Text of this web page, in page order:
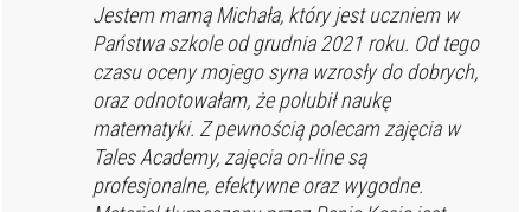
Jestem mamą Michała, który jest uczniem w
Państwa szkole od grudnia 2021 roku. Od tego
czasu oceny mojego syna wzrosły do dobrych,
oraz odnotowałam, że polubił naukę
matematyki. Z pewnością polecam zajęcia w
Tales Academy, zajęcia on-line są
profesjonalne, efektywne oraz wygodne.